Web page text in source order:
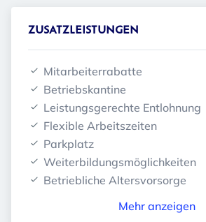
ZUSATZLEISTUNGEN
Mitarbeiterrabatte
Betriebskantine
Leistungsgerechte Entlohnung
Flexible Arbeitszeiten
Parkplatz
Weiterbildungsmöglichkeiten
Betriebliche Altersvorsorge
Mehr anzeigen